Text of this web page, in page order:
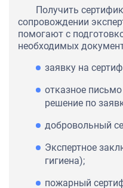
Получить
сопровождении
помогают с
необходимых
заявку на
отказное
решение по
добровольный
Экспертное
гигиена);
пожарный